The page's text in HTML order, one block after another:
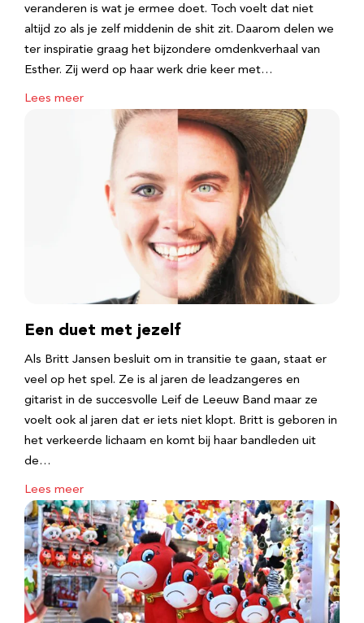
veranderen is wat je ermee doet. Toch voelt dat niet
altijd zo als je zelf middenin de shit zit. Daarom delen we
ter inspiratie graag het bijzondere omdenkverhaal van
Esther. Zij werd op haar werk drie keer met…
Lees meer
Een duet met jezelf
Als Britt Jansen besluit om in transitie te gaan, staat er
veel op het spel. Ze is al jaren de leadzangeres en
gitarist in de succesvolle Leif de Leeuw Band maar ze
voelt ook al jaren dat er iets niet klopt. Britt is geboren in
het verkeerde lichaam en komt bij haar bandleden uit
de…
Lees meer